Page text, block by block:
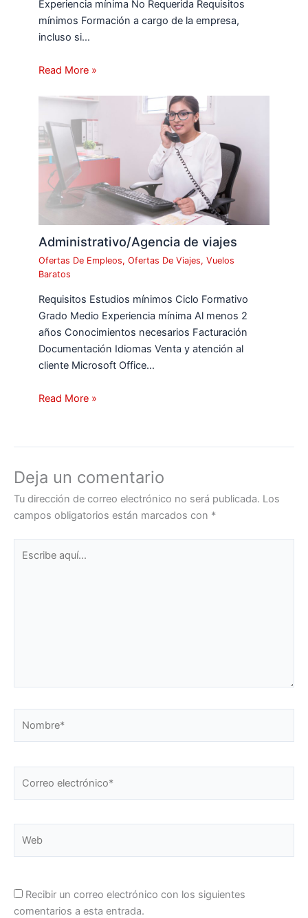
Experiencia mínima No Requerida Requisitos
mínimos Formación a cargo de la empresa,
incluso si…
Read More »
Administrativo/Agencia de viajes
Ofertas De Empleos,Ofertas De Viajes,Vuelos
Baratos
Requisitos Estudios mínimos Ciclo Formativo
Grado Medio Experiencia mínima Al menos 2
años Conocimientos necesarios Facturación
Documentación Idiomas Venta y atención al
cliente Microsoft Office…
Read More »
Deja un comentario
Tu dirección de correo electrónico no será publicada. Los
campos obligatorios están marcados con *
aquí...
electrónico*
Recibir un correo electrónico con los siguientes
comentarios a esta entrada.